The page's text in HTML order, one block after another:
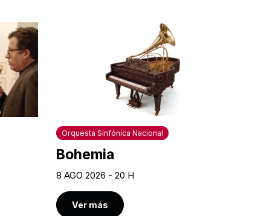
Orquesta Sinfónica Nacional
Bohemia
8 AGO 2026 - 20 H
Ver más